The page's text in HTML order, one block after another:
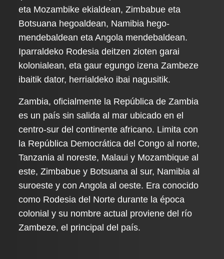
eta Mozambike ekialdean, Zimbabue eta
Botsuana hegoaldean, Namibia hego-
mendebaldean eta Angola mendebaldean.
Iparraldeko Rodesia deitzen zioten garai
kolonialean, eta gaur egungo izena Zambeze
ibaitik dator, herrialdeko ibai nagusitik.
Zambia, oficialmente la República de Zambia
es un país sin salida al mar ubicado en el
centro-sur del continente africano. Limita con
la República Democrática del Congo al norte,
Tanzania al noreste, Malaui y Mozambique al
este, Zimbabue y Botsuana al sur, Namibia al
suroeste y con Angola al oeste. Era conocido
como Rodesia del Norte durante la época
colonial y su nombre actual proviene del río
Zambeze, el principal del país.